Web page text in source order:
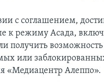
с соглашением,
к режиму Асада,
получить возможность
или
«Медиацентр Алеппо».